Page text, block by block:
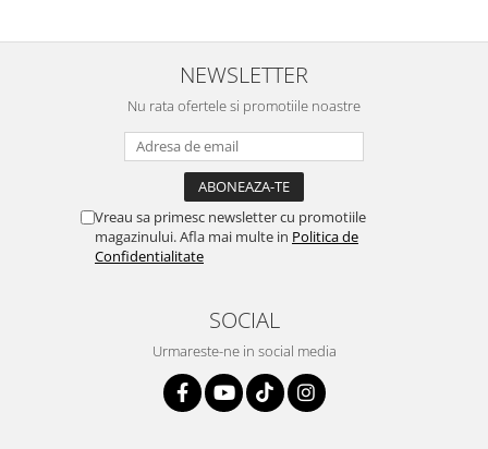
indrumat pas cu pas si mi-a
atras atentia ca nu era
conectat cablul de video de la
rânduri. Foarte serviabili,
livrare rapidă, suport tehnic,
totul impecabil, o să revin la ei
și pentru vi...
NEWSLETTER
Nu rata ofertele si promotiile noastre
Vreau sa primesc newsletter cu promotiile
magazinului. Afla mai multe in Politica de
Confidentialitate
SOCIAL
Urmareste-ne in social media